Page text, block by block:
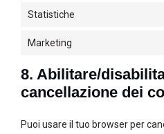
Statistiche
Marketing
8. Abilitare/
cancellazione dei
Puoi usare il tuo browser per